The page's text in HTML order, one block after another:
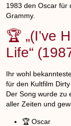
1983 den Oscar für
Grammy.
🏆 „(I’ve
Life“
Ihr wohl
für den Kultfilm
Der Song wurde zu
aller Zeiten und
🏆 Oscar